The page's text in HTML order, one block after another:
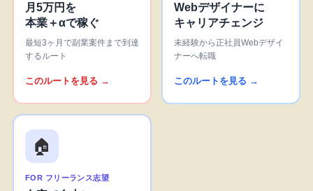
月5万円を
本業＋αで稼ぐ
最短3ヶ月で副業案件まで到達
するルート
このルートを見る →
Webデザイナーに
キャリアチェンジ
未経験から正社員Webデザイ
ナーへ転職
このルートを見る →
🏠
FOR フリーランス志望